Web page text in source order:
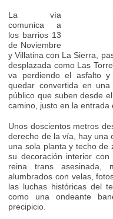
La vía
comunica a
los barrios 13
de Noviembre
y Villatina con La Sierra,
desplazada como Las
va perdiendo el asfalto
quedar convertida en
público que suben desde
camino, justo en la entrada
Unos doscientos metros
derecho de la vía, hay una
una sola planta y techo de
su decoración interior
reina trans asesinada,
alumbrados con velas,
las luchas históricas del
como una ondeante
precipicio.